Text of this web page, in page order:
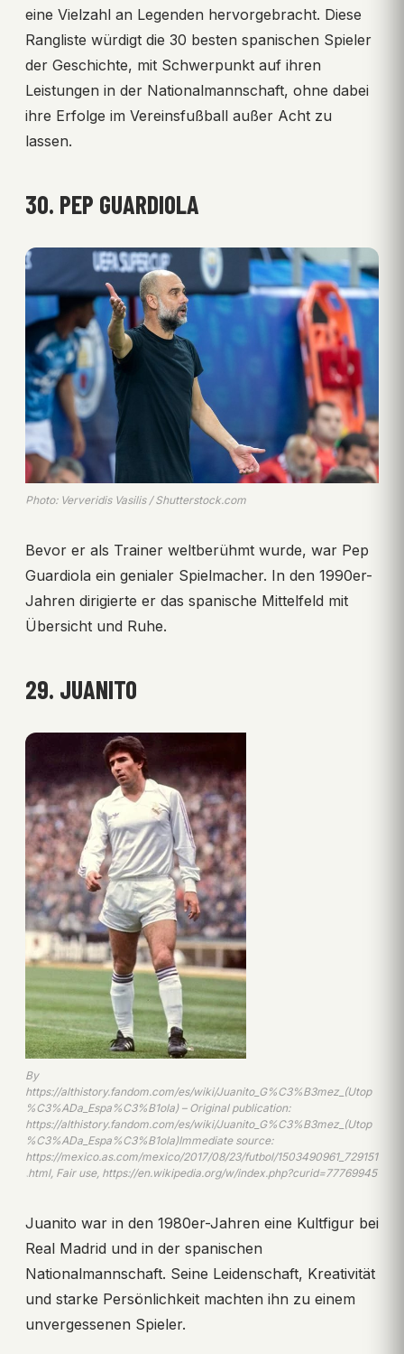
eine Vielzahl an Legenden hervorgebracht. Diese
Rangliste würdigt die 30 besten spanischen Spieler
der Geschichte, mit Schwerpunkt auf ihren
Leistungen in der Nationalmannschaft, ohne dabei
ihre Erfolge im Vereinsfußball außer Acht zu
lassen.
30. PEP GUARDIOLA
Photo: Ververidis Vasilis / Shutterstock.com
Bevor er als Trainer weltberühmt wurde, war Pep
Guardiola ein genialer Spielmacher. In den 1990er-
Jahren dirigierte er das spanische Mittelfeld mit
Übersicht und Ruhe.
29. JUANITO
By
https://althistory.fandom.com/es/wiki/Juanito_G%C3%B3mez_(Utop
%C3%ADa_Espa%C3%B1ola) – Original publication:
https://althistory.fandom.com/es/wiki/Juanito_G%C3%B3mez_(Utop
%C3%ADa_Espa%C3%B1ola)Immediate source:
https://mexico.as.com/mexico/2017/08/23/futbol/1503490961_729151
.html, Fair use, https://en.wikipedia.org/w/index.php?curid=77769945
Juanito war in den 1980er-Jahren eine Kultfigur bei
Real Madrid und in der spanischen
Nationalmannschaft. Seine Leidenschaft, Kreativität
und starke Persönlichkeit machten ihn zu einem
unvergessenen Spieler.